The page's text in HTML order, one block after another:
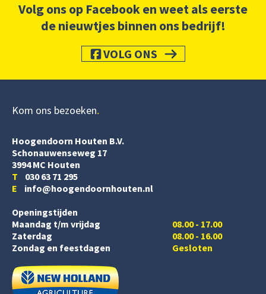
Volg ons op Facebook en weet als eerste
de nieuwtjes binnen ons bedrijf!
VOLG ONS
Kom ons bezoeken
Hoogendoorn Houten B.V.
Schonauwenseweg 17
3994 MC Houten
T 030 63 71 295
E info@hoogendoornhouten.nl
Openingstijden
Maandag t/m vrijdag
Zaterdag
08.00 - 17.00
08.00 - 16.00
Zondag en feestdagen
Gesloten